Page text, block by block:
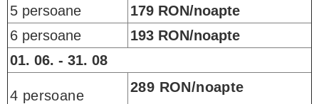
5 persoane
179 RON/noapte
6 persoane
193 RON/noapte
01. 06. - 31. 08
4 persoane
289 RON/noapte